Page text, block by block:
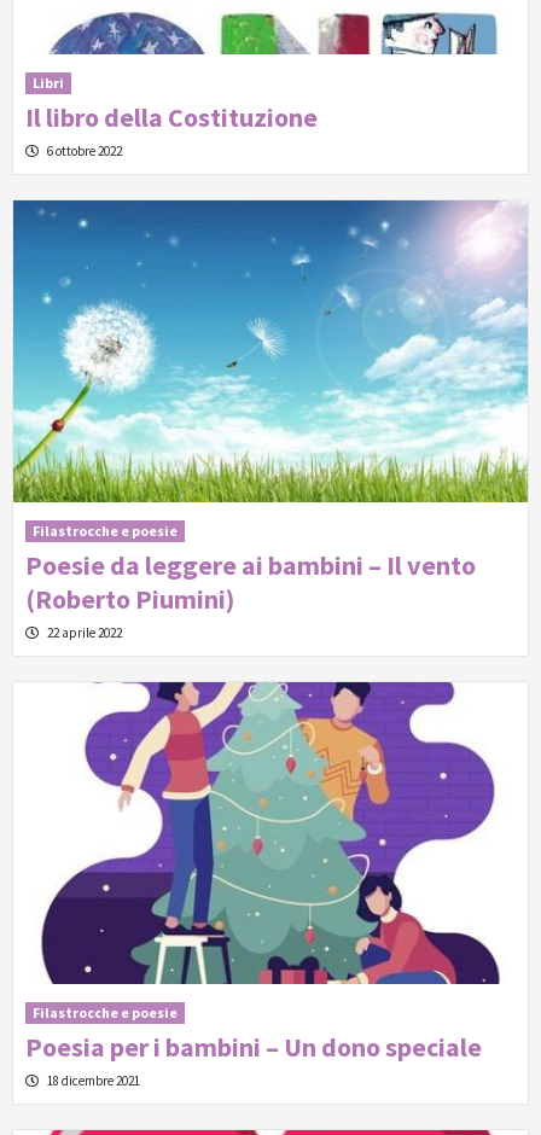
Libri
Il libro della Costituzione
6 ottobre 2022
Filastrocche e poesie
Poesie da leggere ai bambini – Il vento
(Roberto Piumini)
22 aprile 2022
Filastrocche e poesie
Poesia per i bambini – Un dono speciale
18 dicembre 2021